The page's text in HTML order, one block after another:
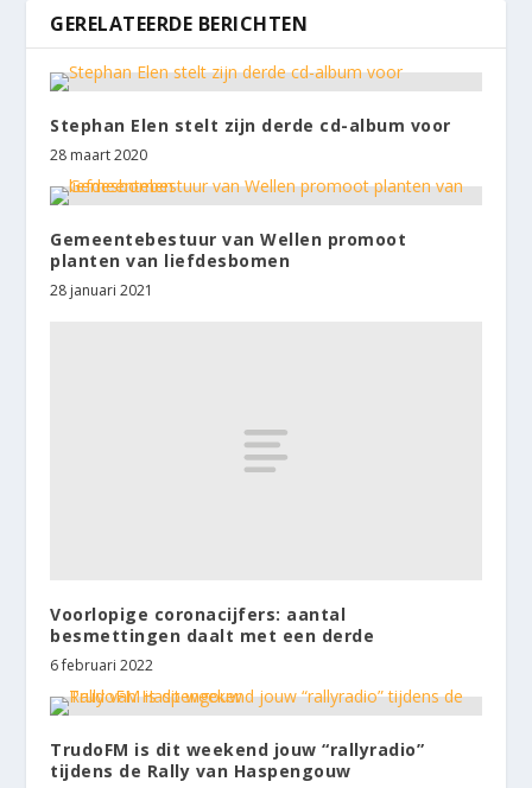
GERELATEERDE BERICHTEN
Stephan Elen stelt zijn derde cd-album voor
28 maart 2020
Gemeentebestuur van Wellen promoot
planten van liefdesbomen
28 januari 2021
Voorlopige coronacijfers: aantal
besmettingen daalt met een derde
6 februari 2022
TrudoFM is dit weekend jouw “rallyradio”
tijdens de Rally van Haspengouw